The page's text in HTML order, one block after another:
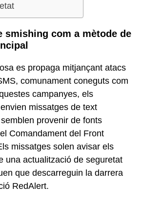
smishing com a mètode de
es propaga mitjançant atacs
comunament coneguts com
campanyes, els
missatges de text
provenir de fonts
Comandament del Front
missatges solen avisar els
una actualització de seguretat
que descarreguin la darrera
RedAlert.